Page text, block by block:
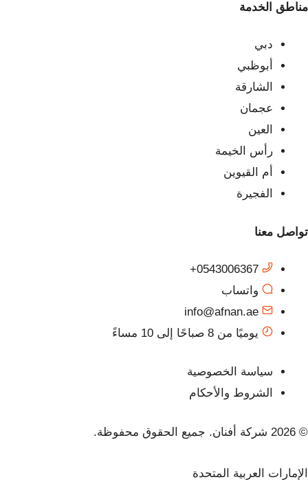
مناطق الخدمة
دبي
أبوظبي
الشارقة
عجمان
العين
رأس الخيمة
أم القيوين
الفجيرة
تواصل معنا
0543006367+
واتساب
info@afnan.ae
يوميًا من 8 صباحًا إلى 10 مساءً
سياسة الخصوصية
الشروط والأحكام
© 2026 شركة أفنان. جميع الحقوق محفوظة.
الإمارات العربية المتحدة